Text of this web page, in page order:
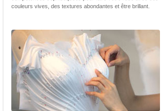
couleurs vives, des textures abondantes et être brillant.